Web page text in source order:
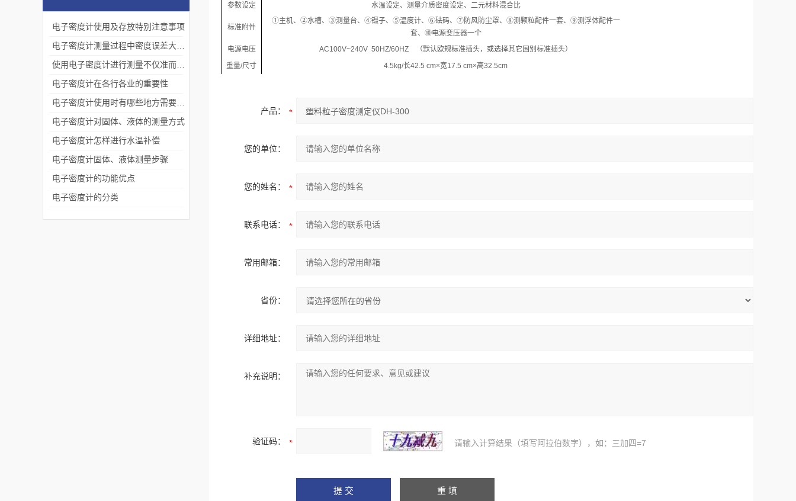
参数设定 水温设定、测量介质密度设定、二元材料混合比
标准附件
①主机、 ②水槽、 ③测量台、 ④镊子、 ⑤温度计、 ⑥砝码、 ⑦防风防尘罩、 ⑧测颗粒配件一套、 ⑨测浮体配件一
套、 ⑩电源变压器一个
电源电压
AC100V~240V 50HZ/60HZ
（默认欧规标准插头，或选择其它国别标准插头）
重量/尺寸 4.5kg/长42.5 cm×宽17.5 cm×高32.5cm
产品：
您的单位：
您的姓名：
联系电话：
常用邮箱：
省份：
详细地址：
补充说明：
验证码： 请输入计算结果（填写阿拉伯数字），如：三加四=7
电子密度计使用及存放特别注意事项
电子密度计在各行各业的重要性
电子密度计对固体、液体的测量方式
电子密度计怎样进行水温补偿
电子密度计固体、液体测量步骤
电子密度计的功能优点
电子密度计的分类